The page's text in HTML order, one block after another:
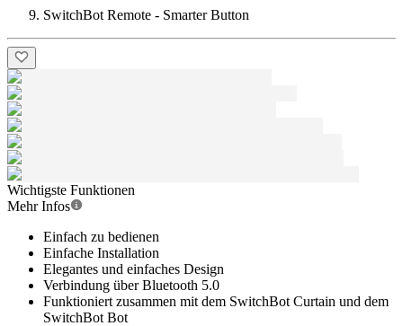
SwitchBot Remote - Smarter Button
Wichtigste Funktionen
Mehr Infos
Einfach zu bedienen
Einfache Installation
Elegantes und einfaches Design
Verbindung über Bluetooth 5.0
Funktioniert zusammen mit dem SwitchBot Curtain und dem
SwitchBot Bot